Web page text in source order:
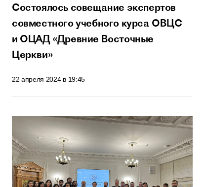
Состоялось совещание экспертов
совместного учебного курса ОВЦС
и ОЦАД «Древние Восточные
Церкви»
22 апреля 2024 в 19:45